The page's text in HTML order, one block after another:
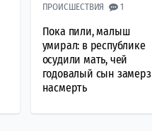
ПРОИСШЕСТВИЯ
1
Пока пили, малыш
умирал: в республике
осудили мать, чей
годовалый сын замерз
насмерть